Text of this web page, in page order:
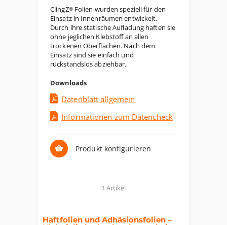
ClingZ®Folien wurden speziell für den
Einsatz in Innenräumen entwickelt.
Durch ihre statische Aufladung haften sie
ohne jeglichen Klebstoff an allen
trockenen Oberflächen. Nach dem
Einsatz sind sie einfach und
rückstandslos abziehbar.
Downloads
Datenblatt allgemein
Informationen zum Datencheck
Produkt konfigurieren
1 Artikel
Haftfolien und Adhäsionsfolien –